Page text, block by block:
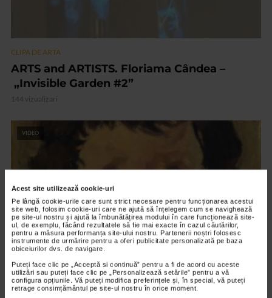
Acest site utilizează cookie-uri
Pe lângă cookie-urile care sunt strict necesare pentru funcționarea acestui
site web, folosim cookie-uri care ne ajută să înțelegem cum se navighează
pe site-ul nostru și ajută la îmbunătățirea modului în care funcționează site-
ul, de exemplu, făcând rezultatele să fie mai exacte în cazul căutărilor,
pentru a măsura performanța site-ului nostru. Partenerii noștri folosesc
instrumente de urmărire pentru a oferi publicitate personalizată pe baza
obiceiurilor dvs. de navigare.
Puteți face clic pe „Acceptă si continuă” pentru a fi de acord cu aceste
utilizări sau puteți face clic pe „Personalizează setările” pentru a vă
configura opțiunile. Vă puteți modifica preferințele și, în special, vă puteți
retrage consimțământul pe site-ul nostru în orice moment.
CLIPA DE ARTA
ARTS and ARTISTS. Floriama Cândea –
„Invisible Garden #2”
144 vizualizari
VIDEO
CLIPA DE ARTA
Nicolae Tonitza – Pictor al copiilor